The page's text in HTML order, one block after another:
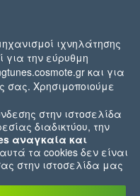
ιχνηλάτησης
για την εύρυθμη
και για
σας. Χρησιμοποιούμε
στην ιστοσελίδα
διαδικτύου, την
αναγκαία και
τα cookies δεν είναι
στην ιστοσελίδα μας
που αφορούν